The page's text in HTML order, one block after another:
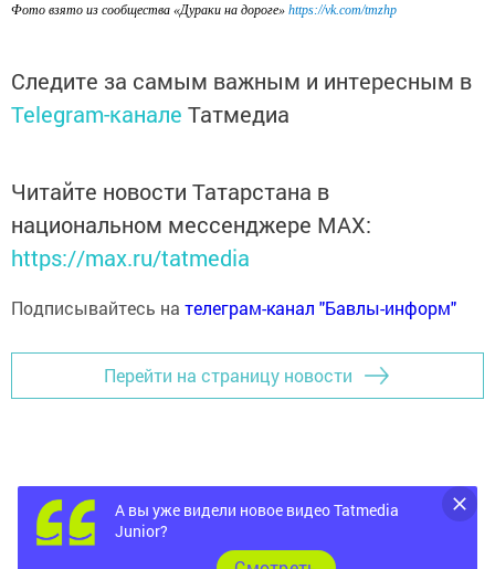
Фото взято из сообщества «Дураки на дороге» https://vk.com/tmzhp
Следите за самым важным и интересным в
Telegram-канале Татмедиа
Читайте новости Татарстана в
национальном мессенджере MАХ:
https://max.ru/tatmedia
Подписывайтесь на телеграм-канал "Бавлы-информ"
Перейти на страницу новости
А вы уже видели новое видео Tatmedia
Junior?